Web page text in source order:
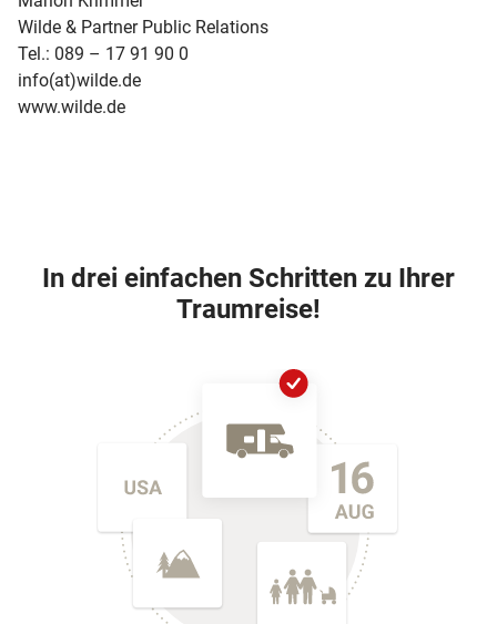
Wilde & Partner Public Relations
Tel.: 089 – 17 91 90 0
info(at)wilde.de
www.wilde.de
In drei einfachen Schritten zu Ihrer
Traumreise!